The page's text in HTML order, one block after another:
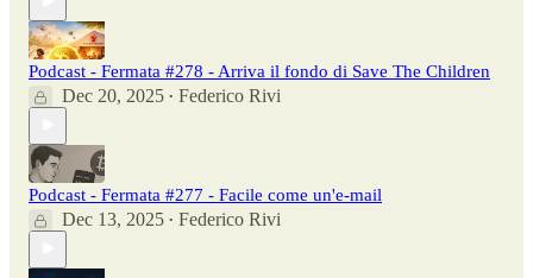
Podcast - Fermata #278 - Arriva il fondo di Save The Children
Dec 20, 2025 • Federico Rivi
Podcast - Fermata #277 - Facile come un'e-mail
Dec 13, 2025 • Federico Rivi